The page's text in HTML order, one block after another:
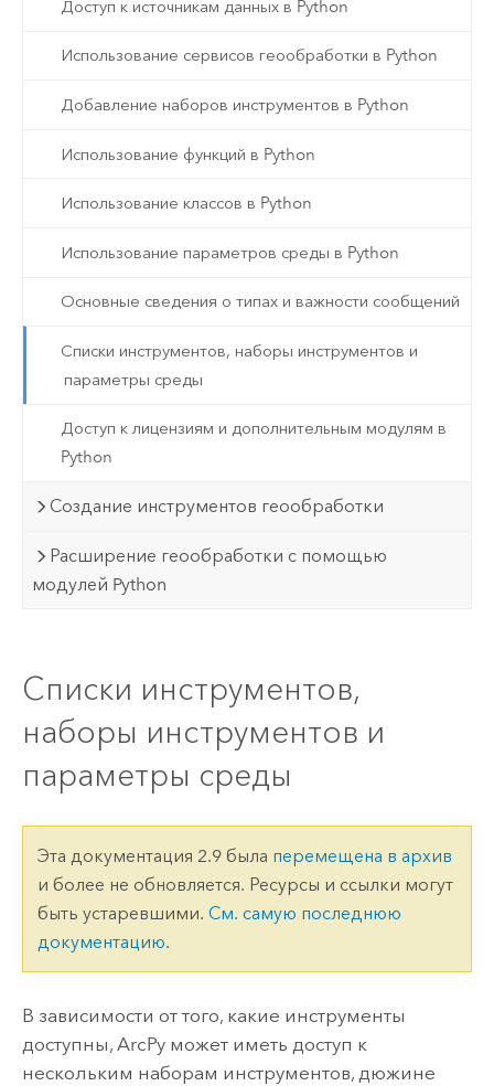
Доступ к источникам данных в Python
Использование сервисов геообработки в Python
Добавление наборов инструментов в Python
Использование функций в Python
Использование классов в Python
Использование параметров среды в Python
Основные сведения о типах и важности сообщений
Списки инструментов, наборы инструментов и
параметры среды
Доступ к лицензиям и дополнительным модулям в
Python
Создание инструментов геообработки
Расширение геообработки с помощью
модулей Python
Списки инструментов,
наборы инструментов и
параметры среды
Эта документация 2.9 была перемещена в архив
и более не обновляется. Ресурсы и ссылки могут
быть устаревшими. См. самую последнюю
документацию.
В зависимости от того, какие инструменты
доступны, ArcPy может иметь доступ к
нескольким наборам инструментов, дюжине